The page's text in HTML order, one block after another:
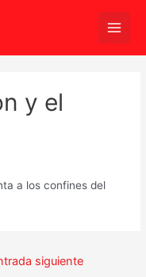
Main
y el
a los confines del
siguiente